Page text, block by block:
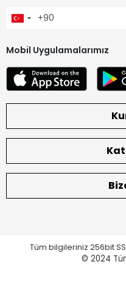
Mobil Uygulamalarımız
Tüm bilgileriniz 256bit
© 2024